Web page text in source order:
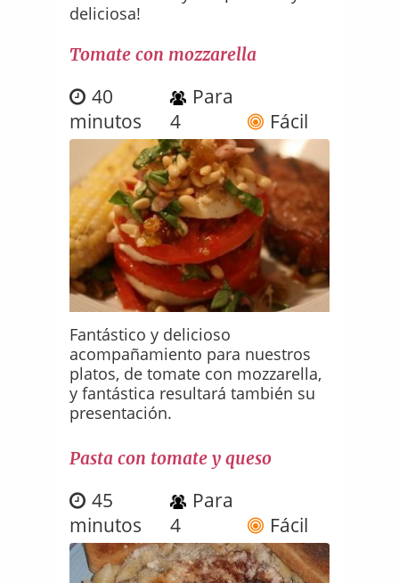
deliciosa!
Tomate con mozzarella
40
minutos
Para
4
Fácil
Fantástico y delicioso
acompañamiento para nuestros
platos, de tomate con mozzarella,
y fantástica resultará también su
presentación.
Pasta con tomate y queso
45
minutos
Para
4
Fácil